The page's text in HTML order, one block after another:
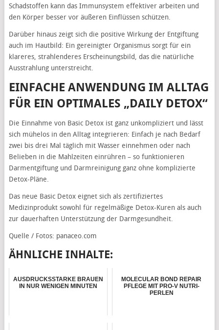
Schadstoffen kann das Immunsystem effektiver arbeiten und
den Körper besser vor äußeren Einflüssen schützen.
Darüber hinaus zeigt sich die positive Wirkung der Entgiftung
auch im Hautbild: Ein gereinigter Organismus sorgt für ein
klareres, strahlenderes Erscheinungsbild, das die natürliche
Ausstrahlung unterstreicht.
EINFACHE ANWENDUNG IM ALLTAG
FÜR EIN OPTIMALES „DAILY DETOX“
Die Einnahme von Basic Detox ist ganz unkompliziert und lässt
sich mühelos in den Alltag integrieren: Einfach je nach Bedarf
zwei bis drei Mal täglich mit Wasser einnehmen oder nach
Belieben in die Mahlzeiten einrühren – so funktionieren
Darmentgiftung und Darmreinigung ganz ohne komplizierte
Detox-Pläne.
Das neue Basic Detox eignet sich als zertifiziertes
Medizinprodukt sowohl für regelmäßige Detox-Kuren als auch
zur dauerhaften Unterstützung der Darmgesundheit.
Quelle / Fotos: panaceo.com
ÄHNLICHE INHALTE:
AUSDRUCKSSTARKE BRAUEN
IN NUR WENIGEN MINUTEN
MOLECULAR BOND REPAIR
PFLEGE MIT PRO-V NUTRI-
PERLEN